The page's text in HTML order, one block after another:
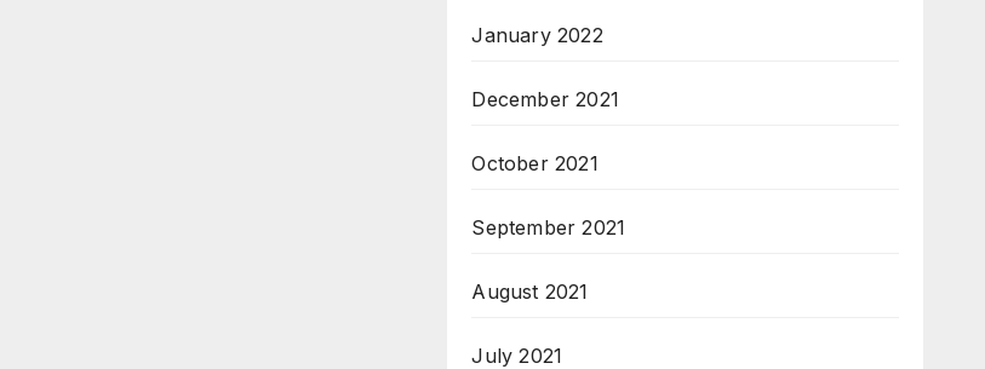
January 2022
December 2021
October 2021
September 2021
August 2021
July 2021